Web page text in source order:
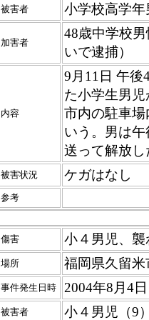
被害者 小学校高学年
加害者
48歳中学校
いで逮捕）
内容
9月11日 午後
た小学生男
市内の駐車
いう。男は
送って解放し
被害状況 ケガはなし
参考
傷害 小４男児、襲
場所 福岡県久留
事件発生日時 2004年8月
被害者 小４男児（9